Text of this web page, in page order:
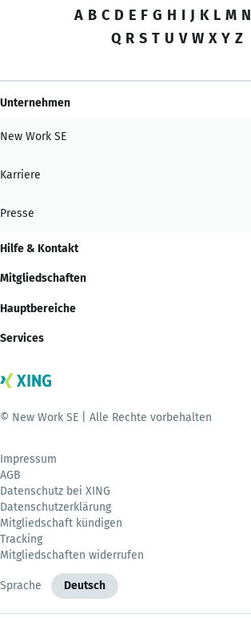
A B C D E F G H I J K L M N
Q R S T U V W X Y Z
Unternehmen
New Work SE
Karriere
Presse
Hilfe & Kontakt
Mitgliedschaften
Hauptbereiche
Services
© New Work SE | Alle Rechte vorbehalten
Impressum
AGB
Datenschutz bei XING
Datenschutzerklärung
Mitgliedschaft kündigen
Tracking
Mitgliedschaften widerrufen
Sprache Deutsch